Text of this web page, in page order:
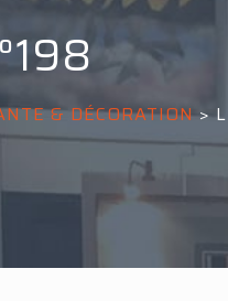
& DÉCORATION>